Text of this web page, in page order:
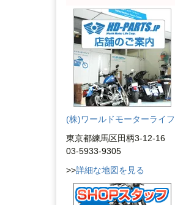
(株)ワールドモーターライフ
東京都練馬区田柄3-12-16
03-5933-9305
>>詳細な地図を見る